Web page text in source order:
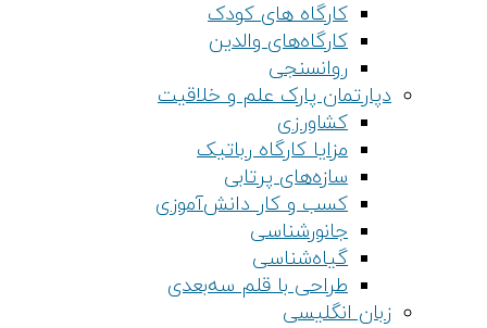
کارگاه های کودک
کارگاه‌های والدین
روانسنجی
دپارتمان پارک علم و خلاقیت
کشاورزی
مزایا کارگاه رباتیک
سازه‌های پرتابی
کسب و کار دانش‌آموزی
جانورشناسی
گیاه‌شناسی
طراحی با قلم سه‌بعدی
زبان انگلیسی